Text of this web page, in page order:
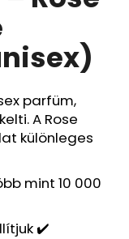
parfüm,
A Rose
különleges
mint 10 000
✔️